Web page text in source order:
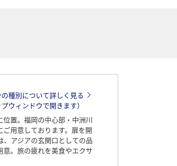
種別について詳しく見る
プウィンドウで開きます）
置。福岡の中心部・中洲川
用意しております。扉を開
アジアの玄関口としての品
。旅の疲れを美食やエクサ